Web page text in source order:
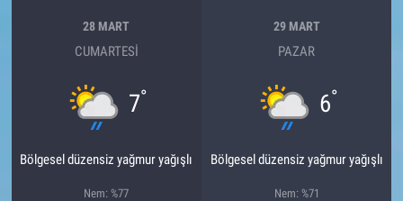
28 MART
CUMARTESI
7°
Bölgesel düzensiz yağmur yağışlı
Nem: %77
29 MART
PAZAR
6°
Bölgesel düzensiz yağmur yağışlı
Nem: %71